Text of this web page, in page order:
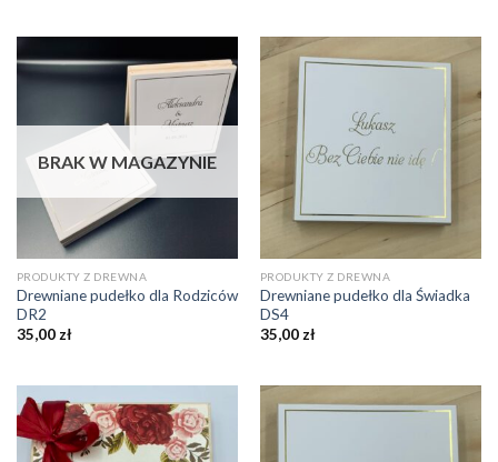
BRAK W MAGAZYNIE
PRODUKTY Z DREWNA
Drewniane pudełko dla Rodziców
DR2
35,00zł
PRODUKTY Z DREWNA
Drewniane pudełko dla Świadka
DS4
35,00zł